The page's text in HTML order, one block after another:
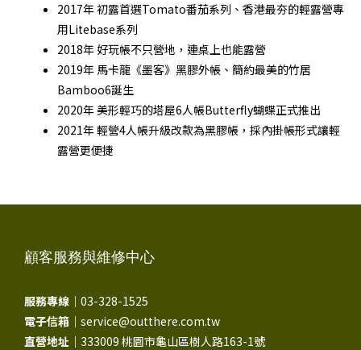
2017年 初露首選Tomato番茄系列、香港最夯的輕露營專
用Litebase系列
2018年 好玩帳不只營地，連桌上也能露營
2019年 馬卡龍《墨客》黑膠外帳、簡約最美的竹居
Bamboo6誕生
2020年 美形輕巧的塔屋6人帳Butterfly蝴蝶正式推出
2021年 輕營4人帳升級改款為黑膠帳，採內掛帳形式讓輕
露營更便捷
顧客服務與維修中心
服務專線｜ 03-328-1525
電子信箱｜ service@outthere.com.tw
直營地址｜ 333009 桃園市龜山區樹人路163-1號